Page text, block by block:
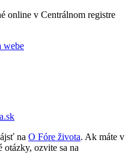
online v Centrálnom registre
webe
na O Fóre života. Ak máte v
otázky, ozvite sa na